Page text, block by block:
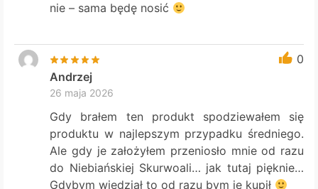
nie – sama będę nosić
0
Andrzej
26 maja 2026
Gdy brałem ten produkt spodziewałem się
produktu w najlepszym przypadku średniego.
Ale gdy je założyłem przeniosło mnie od razu
do Niebiańskiej Skurwoali… jak tutaj pięknie…
Gdybym wiedział to od razu bym je kupił